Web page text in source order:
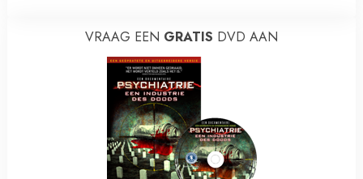
VRAAG EEN GRATIS DVD AAN